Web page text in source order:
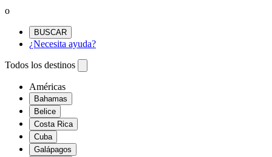
o
BUSCAR
¿Necesita ayuda?
Todos los destinos
Américas
Bahamas
Belice
Costa Rica
Cuba
Galápagos